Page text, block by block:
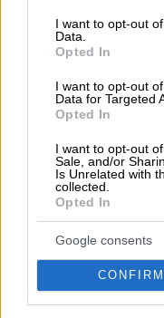
I want to opt-out
Data.
Opted In
I want to opt-out
Data for Targeted
Opted In
I want to opt-out
Sale, and/or
Is Unrelated with
collected.
Opted In
Google consents
CONFIRM
Τρόφιμα Γενικά
Πίτες - Τυρόπιτες -
Νοσοκομεία -
Οικοδομικές
Delivery Πέλλα
Delivery Pizza Πέλλα
Βενζινάδικα Avin
ΚΕΠ Πέλλα
Παρμπρίζ
Σουβλατζίδικα Πέλλα
Plexiglass Πέλλα